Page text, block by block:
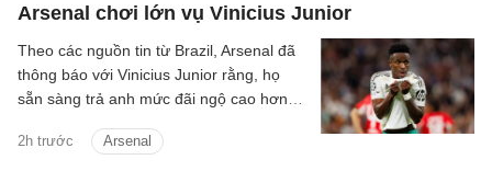
Arsenal chơi lớn vụ Vinicius Junior
2h trước Arsenal
Theo các nguồn tin từ Brazil, Arsenal đã
thông báo với Vinicius Junior rằng, họ
sẵn sàng trả anh mức đãi ngộ cao hơn
Madrid.